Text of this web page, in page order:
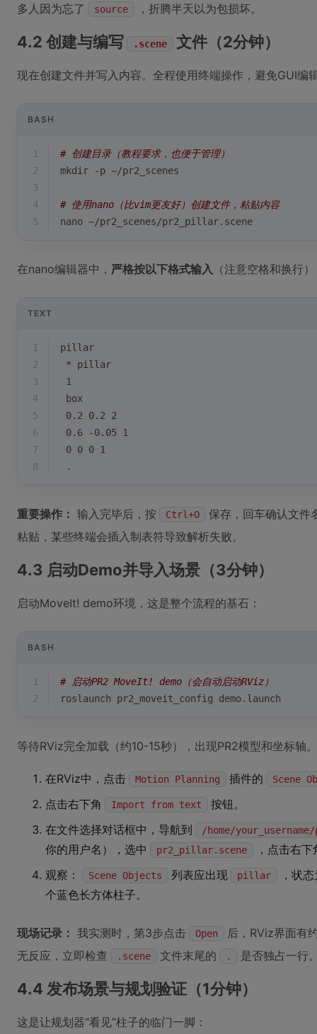
多人因为忘了
source ，折腾半天以为包损坏。
4.2 创建与编写 .scene 文件（2分钟）
现在创建文件并写入内容。全程使用终端操作，避免GUI编
BASH
1
# 创建目录（教程要求，也便于管理）
2
mkdir -p ~/pr2_scenes
3
4
# 使用nano（比vim更友好）创建文件，粘贴内容
5
nano ~/pr2_scenes/pr2_pillar.scene
在nano编辑器中， 严格按以下格式输入 （注意空格和换行
TEXT
1
pillar
2
* pillar
3
1
4
box
5
0.2 0.2 2
6
0.6 -0.05 1
7
0 0 0 1
8
.
重要操作： 输入完毕后，按 Ctrl+O
保存，回车确认文件
粘贴，某些终端会插入制表符导致解析失败。
4.3 启动Demo并导入场景（3分钟）
启动MoveIt! demo环境，这是整个流程的基石：
BASH
1
# 启动PR2 MoveIt! demo（会自动启动RViz）
2
roslaunch pr2_moveit_config demo.launch
等待RViz完全加载（约10-15秒），出现PR2模型和坐标轴
在RViz中，点击 Motion Planning 插件的 Scene
点击右下角 Import from text
按钮。
在文件选择对话框中，导航到
/home/
你的用户名），选中 pr2_pillar.scene
，点击右下
观察：
Scene Objects 列表应出现 pillar
，状
个蓝色长方体柱子。
现场记录： 我实测时，第3步点击 Open
后，RViz界面有
无反应，立即检查
.scene 文件末尾的 . 是否独占一行
4.4 发布场景与规划验证（1分钟）
这是让规划器“看见”柱子的临门一脚：